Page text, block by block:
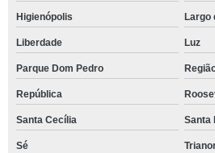
Higienópolis Largo
Liberdade Luz
Parque Dom Pedro
República
Santa Cecília Santa
Sé